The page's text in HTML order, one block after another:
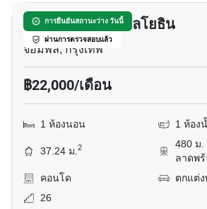
การยืนยันสถานะว่าง วันนี้
ผ่านการตรวจสอบแล้ว
เดอะ ไลน์ ไวบ์ พหลโยธิน
จอมพล, กรุงเทพ
฿22,000/เดือน
1 ห้องนอน 1 ห้อง
37.24 ม.2
480 ม.
ลาดพร้
คอนโด
ตกแต่
26